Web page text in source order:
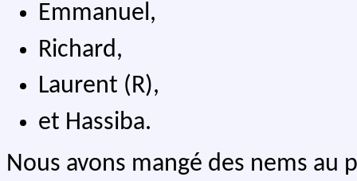
Emmanuel,
Richard,
Laurent (R),
et Hassiba.
Nous avons mangé des nems au